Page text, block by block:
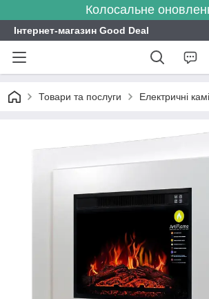
Колосальне
Інтернет-магазин Good Deal
Товари та послуги Електричні